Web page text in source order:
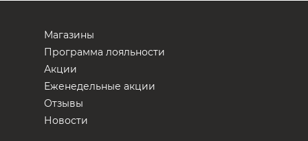
Магазины
Программа лояльности
Акции
Еженедельные акции
Отзывы
Новости